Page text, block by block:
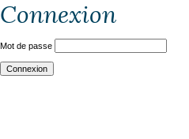
Connexion
Mot de passe